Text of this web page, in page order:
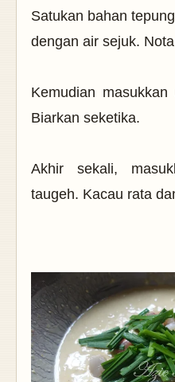
Satukan bahan
dengan air sejuk.
Kemudian
Biarkan seketika.
Akhir sekali,
taugeh. Kacau rata